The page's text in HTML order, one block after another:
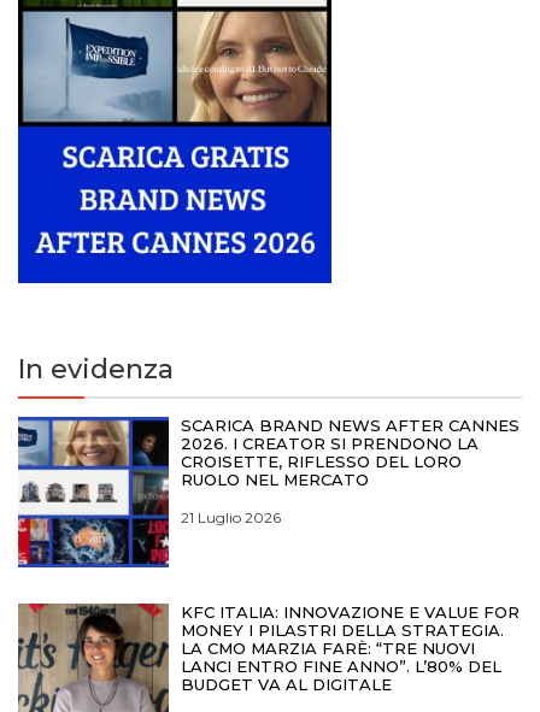
In evidenza
SCARICA BRAND NEWS AFTER CANNES
2026. I CREATOR SI PRENDONO LA
CROISETTE, RIFLESSO DEL LORO
RUOLO NEL MERCATO
21 Luglio 2026
KFC ITALIA: INNOVAZIONE E VALUE FOR
MONEY I PILASTRI DELLA STRATEGIA.
LA CMO MARZIA FARÈ: “TRE NUOVI
LANCI ENTRO FINE ANNO”. L’80% DEL
BUDGET VA AL DIGITALE